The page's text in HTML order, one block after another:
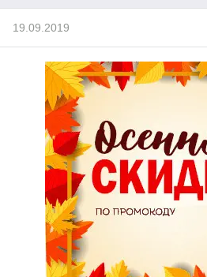
19.09.2019